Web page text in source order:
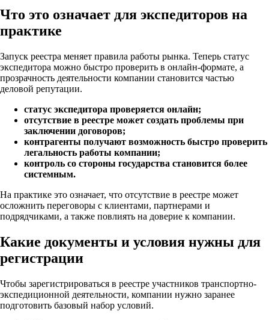
Что это означает для экспедиторов на
практике
Запуск реестра меняет правила работы рынка. Теперь статус
экспедитора можно быстро проверить в онлайн-формате, а
прозрачность деятельности компании становится частью
деловой репутации.
статус экспедитора проверяется онлайн;
отсутствие в реестре может создать проблемы при
заключении договоров;
контрагенты получают возможность быстро проверить
легальность работы компании;
контроль со стороны государства становится более
системным.
На практике это означает, что отсутствие в реестре может
осложнить переговоры с клиентами, партнерами и
подрядчиками, а также повлиять на доверие к компании.
Какие документы и условия нужны для
регистрации
Чтобы зарегистрироваться в реестре участников транспортно-
экспедиционной деятельности, компании нужно заранее
подготовить базовый набор условий.